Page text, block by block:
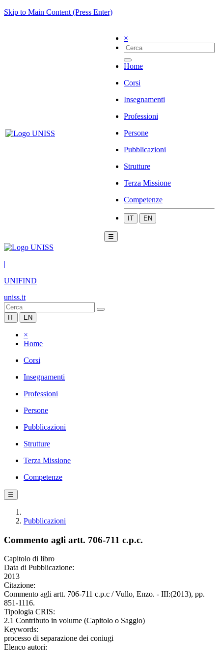
Skip to Main Content (Press Enter)
×
Home
Corsi
Insegnamenti
Professioni
Persone
Pubblicazioni
Strutture
Terza Missione
Competenze
IT EN
☰
|
UNIFIND
uniss.it
IT EN
×
Home
Corsi
Insegnamenti
Professioni
Persone
Pubblicazioni
Strutture
Terza Missione
Competenze
☰
Pubblicazioni
Commento agli artt. 706-711 c.p.c.
Capitolo di libro
Data di Pubblicazione:
2013
Citazione:
Commento agli artt. 706-711 c.p.c / Vullo, Enzo. - III:(2013), pp.
851-1116.
Tipologia CRIS:
2.1 Contributo in volume (Capitolo o Saggio)
Keywords:
processo di separazione dei coniugi
Elenco autori: